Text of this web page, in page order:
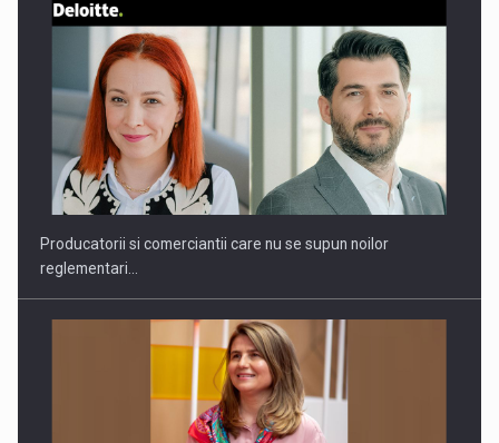
Webinar - Business Evolution-RETHINK STRATEGY-Finantare
Investitii Digitalizare
Producatorii si comerciantii care nu se supun noilor
reglementari…